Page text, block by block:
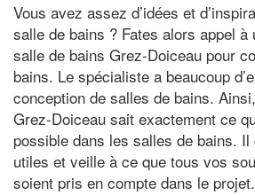
Vous avez assez d’idées et
salle de bains ? Fates alors appel
salle de bains Grez-Doiceau pour
bains. Le spécialiste a beaucoup
conception de salles de bains.
Grez-Doiceau sait exactement ce
possible dans les salles de bains.
utiles et veille à ce que tous vos
soient pris en compte dans le projet.